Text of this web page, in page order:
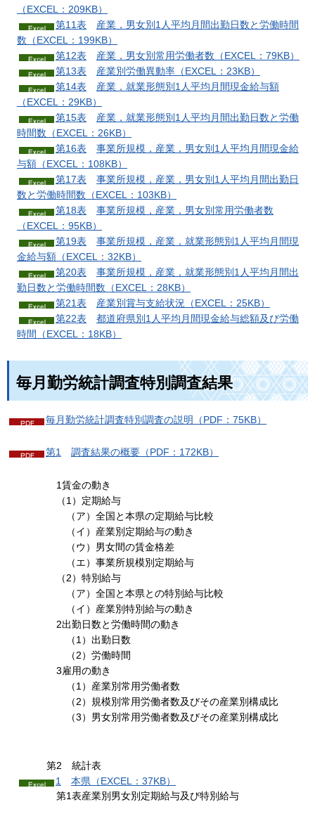
（EXCEL：209KB）
第11表
産業，男女別1人平均月間出勤日数と労働時間
数（EXCEL：199KB）
第12表
産業，男女別常用労働者数（EXCEL：79KB）
第13表
産業別労働異動率（EXCEL：23KB）
第14表
産業，就業形態別1人平均月間現金給与額
（EXCEL：29KB）
第15表
産業，就業形態別1人平均月間出勤日数と労働
時間数（EXCEL：26KB）
第16表
事業所規模，産業，男女別1人平均月間現金給
与額（EXCEL：108KB）
第17表
事業所規模，産業，男女別1人平均月間出勤日
数と労働時間数（EXCEL：103KB）
第18表
事業所規模，産業，男女別常用労働者数
（EXCEL：95KB）
第19表
事業所規模，産業，就業形態別1人平均月間現
金給与額（EXCEL：32KB）
第20表
事業所規模，産業，就業形態別1人平均月間出
勤日数と労働時間数（EXCEL：28KB）
第21表
産業別賞与支給状況（EXCEL：25KB）
第22表
都道府県別1人平均月間現金給与総額及び労働
時間（EXCEL：18KB）
毎月勤労統計調査特別調査結果
毎月勤労統計調査特別調査の説明（PDF：75KB）
第1 調査結果の概要（PDF：172KB）
1賃金の動き
（1）定期給与
（ア）全国と本県の定期給与比較
（イ）産業別定期給与の動き
（ウ）男女間の賃金格差
（エ）事業所規模別定期給与
（2）特別給与
（ア）全国と本県との特別給与比較
（イ）産業別特別給与の動き
2出勤日数と労働時間の動き
（1）出勤日数
（2）労働時間
3雇用の動き
（1）産業別常用労働者数
（2）規模別常用労働者数及びその産業別構成比
（3）男女別常用労働者数及びその産業別構成比
第2 統計表
1
本県（EXCEL：37KB）
第1表産業別男女別定期給与及び特別給与